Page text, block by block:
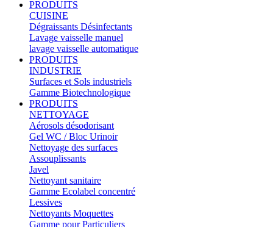
PRODUITS
CUISINE
Dégraissants Désinfectants
Lavage vaisselle manuel
lavage vaisselle automatique
PRODUITS
INDUSTRIE
Surfaces et Sols industriels
Gamme Biotechnologique
PRODUITS
NETTOYAGE
Aérosols désodorisant
Gel WC / Bloc Urinoir
Nettoyage des surfaces
Assouplissants
Javel
Nettoyant sanitaire
Gamme Ecolabel concentré
Lessives
Nettoyants Moquettes
Gamme pour Particuliers